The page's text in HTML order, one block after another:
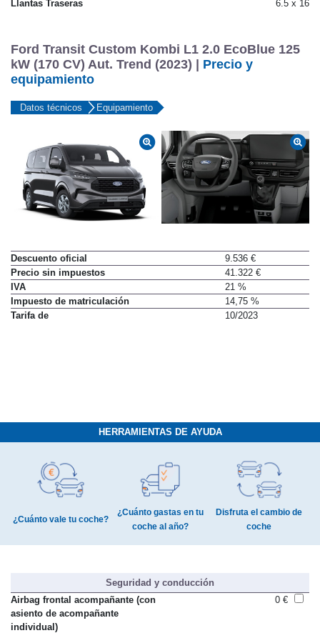
Llantas Traseras 6.5 x 16
Ford Transit Custom Kombi L1 2.0 EcoBlue 125
kW (170 CV) Aut. Trend (2023) | Precio y
equipamiento
Datos técnicos Equipamiento
Descuento oficial
9.536 €
Precio sin impuestos
41.322 €
IVA
21 %
Impuesto de matriculación
14,75 %
Tarifa de
10/2023
HERRAMIENTAS DE AYUDA
¿Cuánto vale tu coche?
¿Cuánto gastas en tu
coche al año?
Disfruta el cambio de
coche
Seguridad y conducción
Airbag frontal acompañante (con
asiento de acompañante
individual)
0 €